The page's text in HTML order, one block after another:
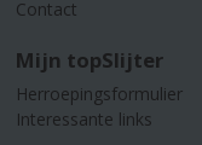
Contact
Mijn topSlijter
Herroepingsformulier
Interessante links